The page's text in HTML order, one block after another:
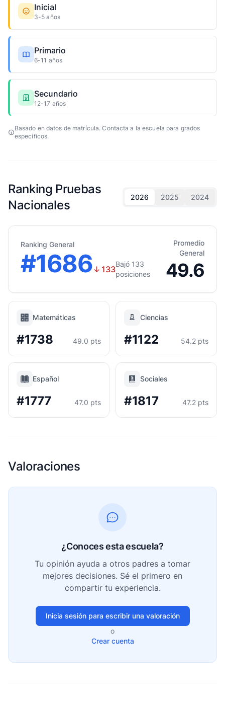
Inicial
3-5 años
Primario
6-11 años
Secundario
12-17 años
Basado en datos de matrícula. Contacta a la escuela para grados
específicos.
Ranking Pruebas
Nacionales
2026 2025 2024
Ranking General
#1686↓ 133
Bajó 133
posiciones
Promedio
General
49.6
Matemáticas
#1738 49.0 pts
Ciencias
#1122 54.2 pts
Español
#1777 47.0 pts
Sociales
#1817 47.2 pts
Valoraciones
¿Conoces esta escuela?
Tu opinión ayuda a otros padres a tomar
mejores decisiones. Sé el primero en
compartir tu experiencia.
Inicia sesión para escribir una valoración
o
Crear cuenta